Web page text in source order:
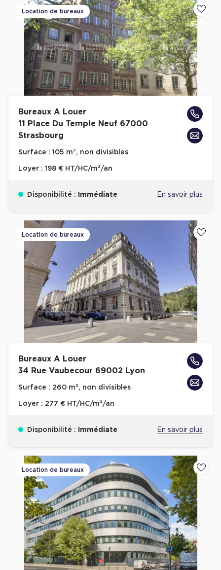
Location de bureaux
Bureaux A Louer
11 Place Du Temple Neuf 67000
Strasbourg
Surface : 105 m², non divisibles
Loyer : 198 € HT/HC/m²/an
Disponibilité : Immédiate En savoir plus
Location de bureaux
Bureaux A Louer
34 Rue Vaubecour 69002 Lyon
Surface : 260 m², non divisibles
Loyer : 277 € HT/HC/m²/an
Disponibilité : Immédiate En savoir plus
Location de bureaux